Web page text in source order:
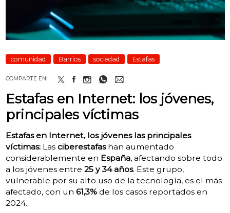
comunidad Barrios sociedad Estafas
COMPARTE EN:
Estafas en Internet: los jóvenes,
principales víctimas
Estafas en Internet, los jóvenes las principales
víctimas:Las ciberestafashan aumentado
considerablemente en España, afectando sobre todo
a los jóvenes entre 25 y 34 años. Este grupo,
vulnerable por su alto uso de la tecnología, es el más
afectado, con un 61,3%de los casos reportados en
2024.